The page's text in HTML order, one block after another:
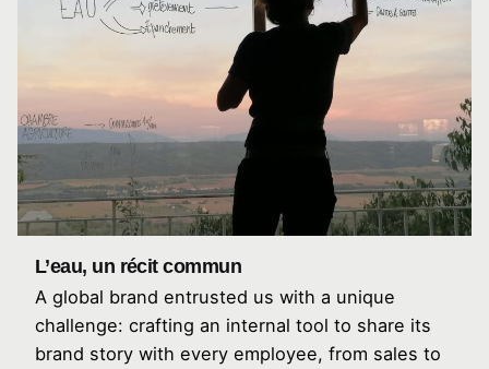
L’eau, un récit commun
A global brand entrusted us with a unique
challenge: crafting an internal tool to share its
brand story with every employee, from sales to